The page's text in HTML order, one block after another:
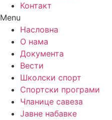
Контакт
Menu
Насловна
О нама
Документа
Вести
Школски спорт
Спортски програми
Чланице савеза
Јавне набавке